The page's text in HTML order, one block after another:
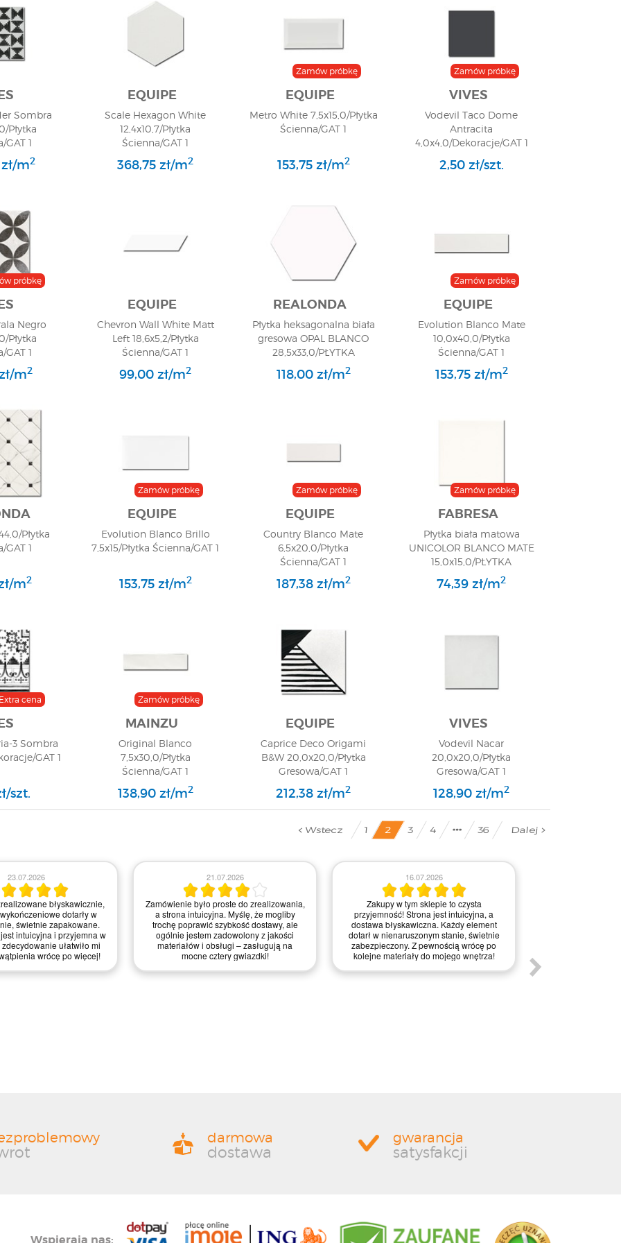
Sombra
Płytka
GAT 1
m2
EQUIPE
Scale Hexagon White
12,4x10,7/Płytka
Ścienna/GAT 1
368,75 zł/m2
Zamów próbkę
EQUIPE
Metro White 7,5x15,0/Płytka
Ścienna/GAT 1
153,75 zł/m2
Zamów próbkę
VIVES
Vodevil Taco Dome
Antracita
4,0x4,0/Dekoracje/GAT 1
2,50 zł/szt.
próbkę
Negro
Płytka
GAT 1
m2
EQUIPE
Chevron Wall White Matt
Left 18,6x5,2/Płytka
Ścienna/GAT 1
99,00 zł/m2
REALONDA
Płytka heksagonalna biała
gresowa OPAL BLANCO
28,5x33,0/PŁYTKA
GRESOWA/GAT 1
118,00 zł/m2
Zamów próbkę
EQUIPE
Evolution Blanco Mate
10,0x40,0/Płytka
Ścienna/GAT 1
153,75 zł/m2
Płytka
GAT 1
m2
Zamów próbkę
EQUIPE
Evolution Blanco Brillo
7,5x15/Płytka Ścienna/GAT 1
153,75 zł/m2
Zamów próbkę
EQUIPE
Country Blanco Mate
6,5x20,0/Płytka
Ścienna/GAT 1
187,38 zł/m2
Zamów próbkę
FABRESA
Płytka biała matowa
UNICOLOR BLANCO MATE
15,0x15,0/PŁYTKA
ŚCIENNA/GAT 1
74,39 zł/m2
Extra cena
3 Sombra
GAT 1
szt.
Zamów próbkę
MAINZU
Original Blanco
7,5x30,0/Płytka
Ścienna/GAT 1
138,90 zł/m2
EQUIPE
Caprice Deco Origami
B&W 20,0x20,0/Płytka
Gresowa/GAT 1
212,38 zł/m2
VIVES
Vodevil Nacar
20,0x20,0/Płytka
Gresowa/GAT 1
128,90 zł/m2
Wstecz 1 2 3 4 36 Dalej
23.07.2026
błyskawicznie,
dotarły w
świetnie zapakowane.
intuicyjna i przyjemna w
ułatwiło mi
wrócę po więcej!
21.07.2026
Zamówienie było proste do zrealizowania,
a strona intuicyjna. Myślę, że mogliby
trochę poprawić szybkość dostawy, ale
ogólnie jestem zadowolony z jakości
materiałów i obsługi – zasługują na
mocne cztery gwiazdki!
16.07.2026
Zakupy w tym sklepie to czysta
przyjemność! Strona jest intuicyjna, a
dostawa błyskawiczna. Każdy element
dotarł w nienaruszonym stanie, świetnie
zabezpieczony. Z pewnością wrócę po
kolejne materiały do mojego wnętrza!
darmowa
dostawa
gwarancja
satysfakcji
Wspierają nas: